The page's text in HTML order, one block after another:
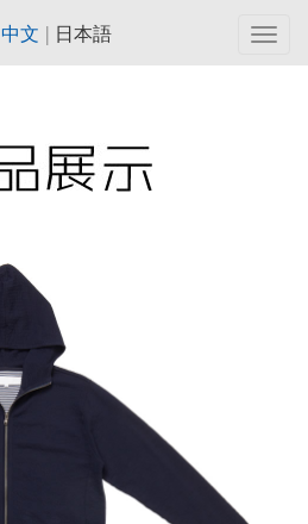
中文 | 日本語